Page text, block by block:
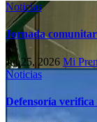
Noticias
Jornada
Jul 25, 2026 Mi
Noticias
Defensoría